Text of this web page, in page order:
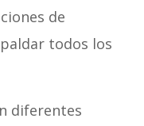
de
todos los
diferentes